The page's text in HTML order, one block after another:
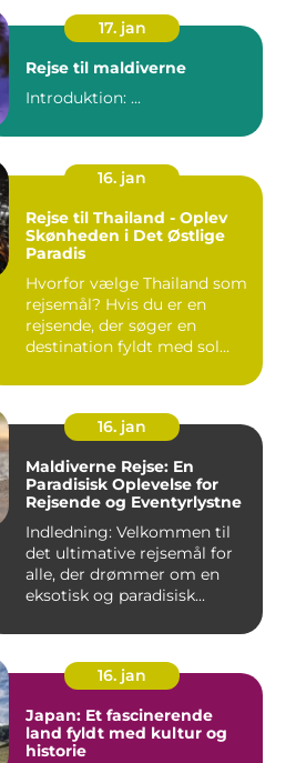
17. jan
Rejse til maldiverne
Introduktion: ...
16. jan
Rejse til Thailand - Oplev
Skønheden i Det Østlige
Paradis
Hvorfor vælge Thailand som
rejsemål? Hvis du er en
rejsende, der søger en
destination fyldt med sol...
16. jan
Maldiverne Rejse: En
Paradisisk Oplevelse for
Rejsende og Eventyrlystne
Indledning: Velkommen til
det ultimative rejsemål for
alle, der drømmer om en
eksotisk og paradisisk...
16. jan
Japan: Et fascinerende
land fyldt med kultur og
historie